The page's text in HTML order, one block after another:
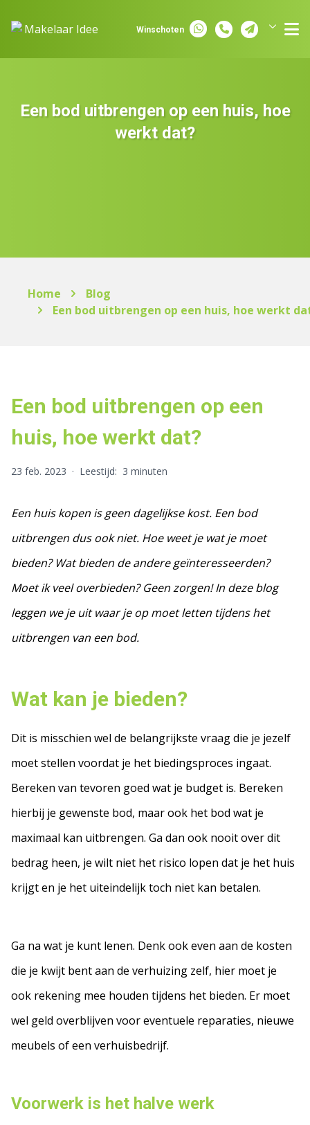
Winschoten
Een bod uitbrengen op een huis, hoe
werkt dat?
Home
Blog
Een bod uitbrengen op een huis, hoe werkt
Een bod uitbrengen op een
huis, hoe werkt dat?
23 feb. 2023 · Leestijd: 3 minuten
Een huis kopen is geen dagelijkse kost. Een bod
uitbrengen dus ook niet. Hoe weet je wat je moet
bieden? Wat bieden de andere geïnteresseerden?
Moet ik veel overbieden?Geen zorgen! In deze blog
leggen we je uit waar je op moet letten tijdens het
uitbrengen van een bod.
Wat kan je bieden?
Dit is misschien wel de belangrijkste vraag die je jezelf
moet stellen voordat je het biedingsproces ingaat.
Bereken van tevoren goed wat je budget is. Bereken
hierbij je gewenste bod, maar ook het bod wat je
maximaal kan uitbrengen. Ga dan ook nooit over dit
bedrag heen, je wilt niet het risico lopen dat je het huis
krijgt en je het uiteindelijk toch niet kan betalen.
Ga na wat je kunt lenen. Denk ook even aan de kosten
die je kwijt bent aan de verhuizing zelf, hier moet je
ook rekening mee houden tijdens het bieden. Er moet
wel geld overblijven voor eventuele reparaties, nieuwe
meubels of een verhuisbedrijf.
Voorwerk is het halve werk